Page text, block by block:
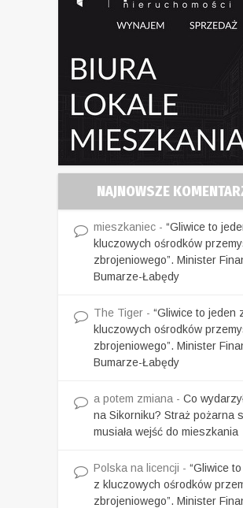
NAJNOWSZE
mieszkaniec - “Gliwice to
kluczowych ośrodków
zbrojeniowego”. Minister
Bumarze-Łabędy
The Tiger - “Gliwice to jeden
kluczowych ośrodków
zbrojeniowego”. Minister
Bumarze-Łabędy
a potem zmiana - Co
na Sikorniku? Straż pożarna
musiała wejść do mieszkania
Polska na licencji - “Gliwice
z kluczowych ośrodków
zbrojeniowego”. Minister